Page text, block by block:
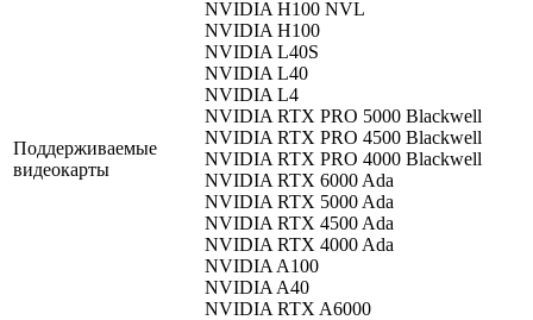
Поддерживаемые
видеокарты
NVIDIA H100 NVL
NVIDIA H100
NVIDIA L40S
NVIDIA L40
NVIDIA L4
NVIDIA RTX PRO 5000 Blackwell
NVIDIA RTX PRO 4500 Blackwell
NVIDIA RTX PRO 4000 Blackwell
NVIDIA RTX 6000 Ada
NVIDIA RTX 5000 Ada
NVIDIA RTX 4500 Ada
NVIDIA RTX 4000 Ada
NVIDIA A100
NVIDIA A40
NVIDIA RTX A6000